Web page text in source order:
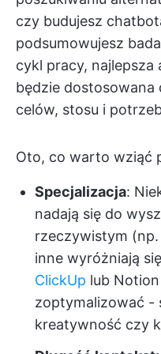
czy budujesz
podsumowujesz
cykl pracy, najlepsza
będzie
celów, stosu i
Oto, co warto wziąć
Specjalizacja:
nadają się do
rzeczywistym
inne wyróżniają
ClickUp lub
zoptymalizować -
kreatywność czy